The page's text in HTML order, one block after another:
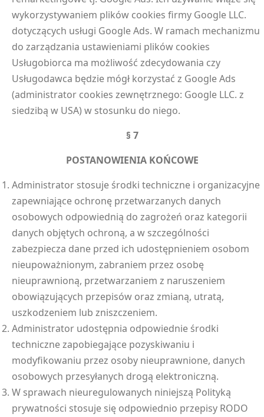
wykorzystywaniem plików cookies firmy Google LLC.
dotyczących usługi Google Ads. W ramach mechanizmu
do zarządzania ustawieniami plików cookies
Usługobiorca ma możliwość zdecydowania czy
Usługodawca będzie mógł korzystać z Google Ads
(administrator cookies zewnętrznego: Google LLC. z
siedzibą w USA) w stosunku do niego.
§ 7
POSTANOWIENIA KOŃCOWE
Administrator stosuje środki techniczne i organizacyjne
zapewniające ochronę przetwarzanych danych
osobowych odpowiednią do zagrożeń oraz kategorii
danych objętych ochroną, a w szczególności
zabezpiecza dane przed ich udostępnieniem osobom
nieupoważnionym, zabraniem przez osobę
nieuprawnioną, przetwarzaniem z naruszeniem
obowiązujących przepisów oraz zmianą, utratą,
uszkodzeniem lub zniszczeniem.
Administrator udostępnia odpowiednie środki
techniczne zapobiegające pozyskiwaniu i
modyfikowaniu przez osoby nieuprawnione, danych
osobowych przesyłanych drogą elektroniczną.
W sprawach nieuregulowanych niniejszą Polityką
prywatności stosuje się odpowiednio przepisy RODO